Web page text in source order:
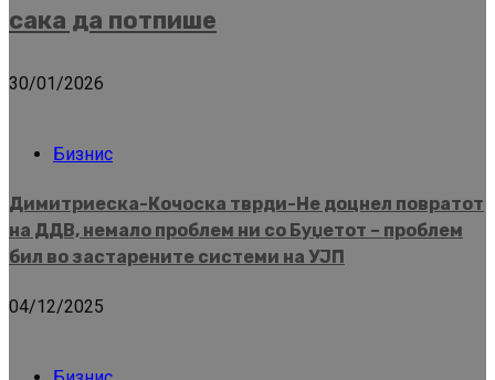
сака да потпише
30/01/2026
Бизнис
Димитриеска-Кочоска тврди-Не доцнел повратот
на ДДВ, немало проблем ни со Буџетот – проблем
бил во застарените системи на УЈП
04/12/2025